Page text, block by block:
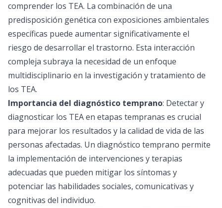
comprender los TEA. La combinación de una
predisposición genética con exposiciones ambientales
específicas puede aumentar significativamente el
riesgo de desarrollar el trastorno. Esta interacción
compleja subraya la necesidad de un enfoque
multidisciplinario en la investigación y tratamiento de
los TEA.
Importancia del diagnóstico temprano: Detectar y
diagnosticar los TEA en etapas tempranas es crucial
para mejorar los resultados y la calidad de vida de las
personas afectadas. Un diagnóstico temprano permite
la implementación de intervenciones y terapias
adecuadas que pueden mitigar los síntomas y
potenciar las habilidades sociales, comunicativas y
cognitivas del individuo.